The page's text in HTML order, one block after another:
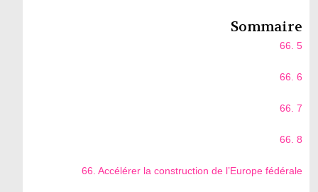
Sommaire
66. 5
66. 6
66. 7
66. 8
66. Accélérer la construction de l’Europe fédérale